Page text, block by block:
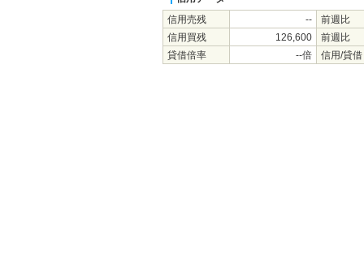
信用売残
--
前週比
信用買残
126,600
前週比
貸借倍率
--倍 信用/貸借